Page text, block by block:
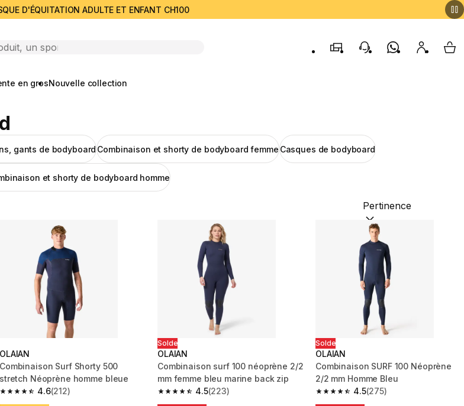
D'ÉQUITATION ADULTE ET ENFANT CH100
MagasinscontactWhatsappMon My
en grosNouvelle collection
gants de bodyboard Combinaison et shorty de bodyboard femme Casques de bodyboard
et shorty de bodyboard homme
Trier par :(optional)
OLAIAN
Combinaison Surf Shorty 500
stretch Néoprène homme bleue
4.6
4.6 out of 5 stars from 212 reviews
(212)
Solde
OLAIAN
Combinaison surf 100 néoprène 2/2
mm femme bleu marine back zip
4.5
4.5 out of 5 stars from 223 reviews
(223)
Solde
OLAIAN
Combinaison SURF 100 Néoprène
2/2 mm Homme Bleu
4.5
4.5 out of 5 stars from 275 reviews
(275)